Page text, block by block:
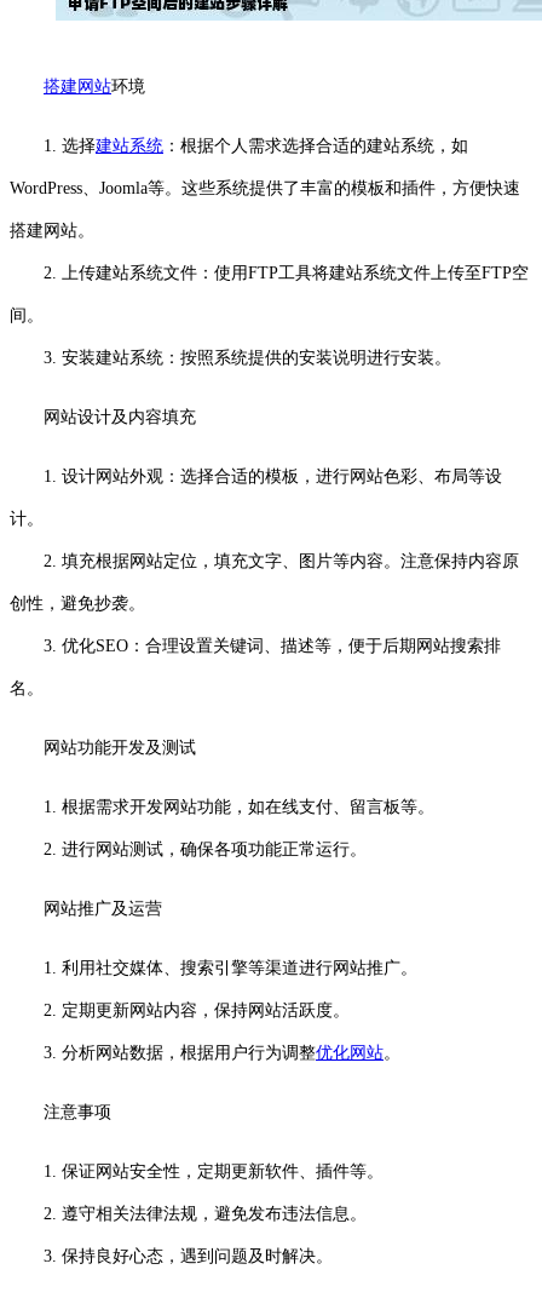
搭建网站环境
1. 选择建站系统 ：根据个人需求选择合适的建站系统，如
WordPress、Joomla等。这些系统提供了丰富的模板和插件，方便快速
搭建网站。
2. 上传建站系统文件：使用FTP工具将建站系统文件上传至FTP空
间。
3. 安装建站系统：按照系统提供的安装说明进行安装。
网站设计及内容填充
1. 设计网站外观：选择合适的模板，进行网站色彩、布局等设
计。
2. 填充根据网站定位，填充文字、图片等内容。注意保持内容原
创性，避免抄袭。
3. 优化SEO：合理设置关键词、描述等，便于后期网站搜索排
名。
网站功能开发及测试
1. 根据需求开发网站功能，如在线支付、留言板等。
2. 进行网站测试，确保各项功能正常运行。
网站推广及运营
1. 利用社交媒体、搜索引擎等渠道进行网站推广。
2. 定期更新网站内容，保持网站活跃度。
3. 分析网站数据，根据用户行为调整优化网站。
注意事项
1. 保证网站安全性，定期更新软件、插件等。
2. 遵守相关法律法规，避免发布违法信息。
3. 保持良好心态，遇到问题及时解决。